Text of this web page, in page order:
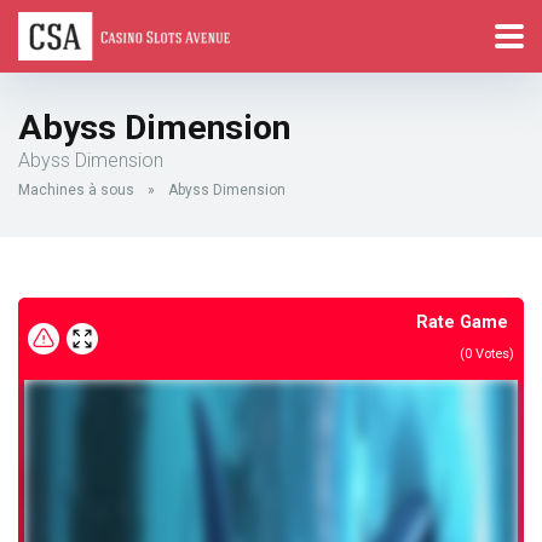
Abyss Dimension
Abyss Dimension
Machines à sous » Abyss Dimension
Rate Game
(0 Votes)